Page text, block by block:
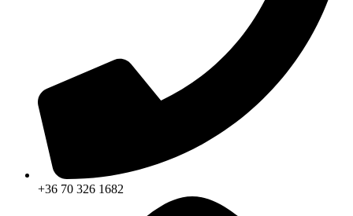
+36 70 326 1682